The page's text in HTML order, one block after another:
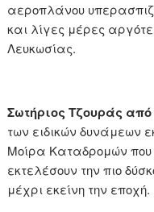
αεροπλάνου
και λίγες μέρες
Λευκωσίας.
Σωτήριος Τζουράς
των ειδικών δυνάμεων
Μοίρα Καταδρομών που
εκτελέσουν την πιο
μέχρι εκείνη την εποχή.